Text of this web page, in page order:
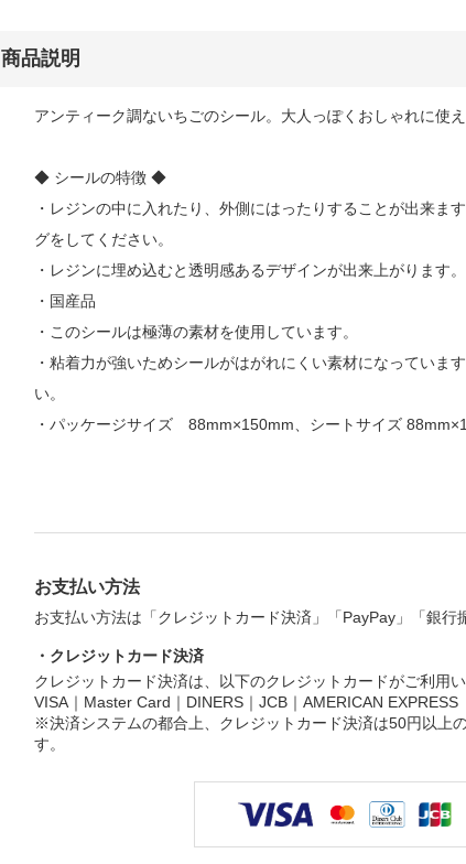
商品説明
アンティーク調ないちごのシール。大人っぽくおしゃれに使
◆ シールの特徴 ◆
・レジンの中に入れたり、外側にはったりすることが出来ま
グをしてください。
・レジンに埋め込むと透明感あるデザインが出来上がります。
・国産品
・このシールは極薄の素材を使用しています。
・粘着力が強いためシールがはがれにくい素材になっていま
い。
・パッケージサイズ 88mm×150mm、シートサイズ
お支払い方法
お支払い方法は「クレジットカード決済」「PayPay」「銀行
・クレジットカード決済
クレジットカード決済は、以下のクレジットカードがご利用
VISA｜Master Card｜DINERS｜JCB｜AMERICAN EXPRESS
※決済システムの都合上、クレジットカード決済は50円以上
す。